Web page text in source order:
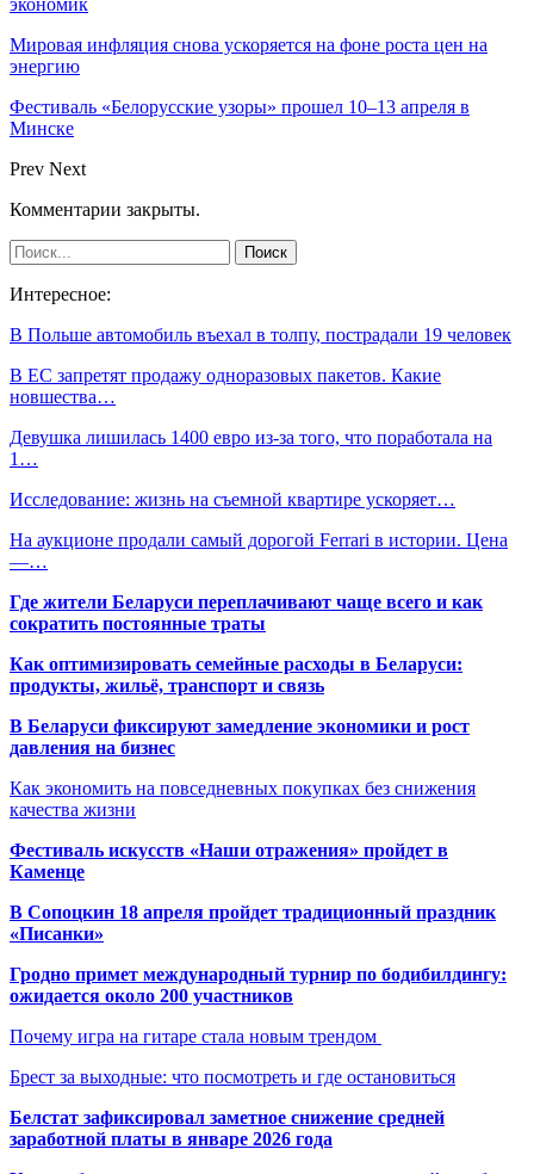
Мировая инфляция снова ускоряется на фоне роста цен на
энергию
Фестиваль «Белорусские узоры» прошел 10–13 апреля в
Минске
Prev Next
Комментарии закрыты.
Интересное:
В Польше автомобиль въехал в толпу, пострадали 19 человек
В ЕС запретят продажу одноразовых пакетов. Какие
новшества…
Девушка лишилась 1400 евро из-за того, что поработала на
1…
Исследование: жизнь на съемной квартире ускоряет…
На аукционе продали самый дорогой Ferrari в истории. Цена
―…
Где жители Беларуси переплачивают чаще всего и как
сократить постоянные траты
Как оптимизировать семейные расходы в Беларуси:
продукты, жильё, транспорт и связь
В Беларуси фиксируют замедление экономики и рост
давления на бизнес
Как экономить на повседневных покупках без снижения
качества жизни
Фестиваль искусств «Наши отражения» пройдет в
Каменце
В Сопоцкин 18 апреля пройдет традиционный праздник
«Писанки»
Гродно примет международный турнир по бодибилдингу:
ожидается около 200 участников
Почему игра на гитаре стала новым трендом
Брест за выходные: что посмотреть и где остановиться
Белстат зафиксировал заметное снижение средней
заработной платы в январе 2026 года